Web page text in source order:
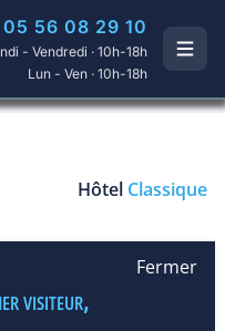
05 56 08 29 10
- Vendredi · 10h-18h
Lun - Ven · 10h-18h
Hôtel Classique
Fermer
visiteur,